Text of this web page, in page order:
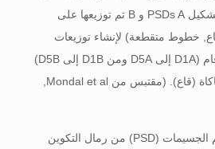
(أعلى). في هذه الحالة, تشكيل PSDs A و B تم توزيعها على
خطوط متقطعة) لإنشاء توزيعات
الحجم المستندة إلى الأرقام (D1A إلى D5A ومن D1B إلى D5B)
تستخدم لملء مربع المحاكاة (قاع). (مقتبس من Mondal et al,
في حين أن 7. توزيع حجم الجسيمات (PSD) من رمال التكوين